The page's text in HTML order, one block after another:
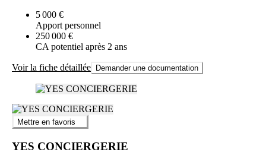
5 000 €
Apport personnel
250 000 €
CA potentiel après 2 ans
Voir la fiche détaillée Demander une documentation
Mettre en favoris
YES CONCIERGERIE